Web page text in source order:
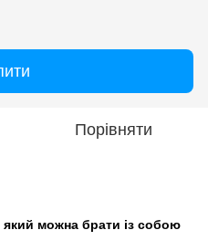
Порівняти
можна брати із собою